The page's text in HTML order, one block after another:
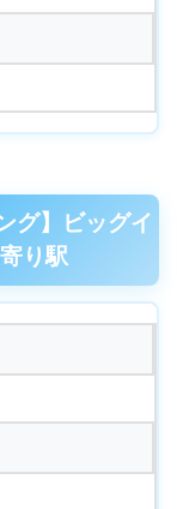
グ】ビッグイ
り駅